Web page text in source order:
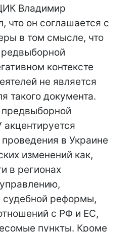
Владимир
что он соглашается с
в том смысле, что
контексте
не является
такого документа.
предвыборной
в Украине
изменений как,
в регионах
судебной реформы,
с РФ и ЕС,
пункты. Кроме